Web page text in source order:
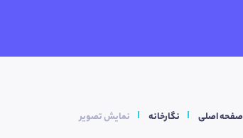
صفحه اصلی نگارخانه نمایش تصویر